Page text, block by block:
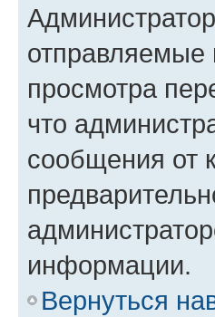
отправляемые
просмотра
что
сообщения от
информации.
Вернуться